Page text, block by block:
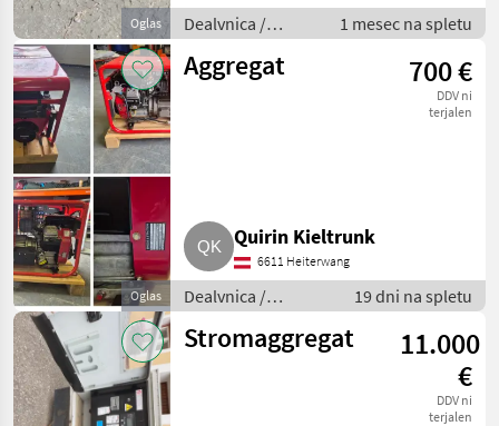
Oglas
Dealvnica /
Električni
generatorji
1 mesec na spletu
Oglas
Aggregat 700 €
DDV ni
terjalen
Quirin Kieltrunk
6611 Heiterwang
Dealvnica /
Električni
generatorji
19 dni na spletu
Stromaggregat
11.000
€
DDV ni
terjalen